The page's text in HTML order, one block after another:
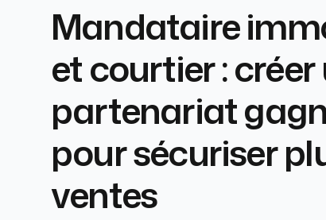
Mandataire
et courtier : créer
partenariat
pour sécuriser
ventes